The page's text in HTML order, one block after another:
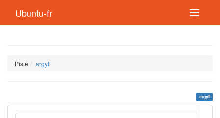
Ubuntu-fr
Piste argyll
argyll